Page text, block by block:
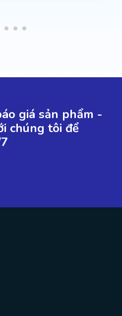
giá sản phẩm -
chúng tôi để